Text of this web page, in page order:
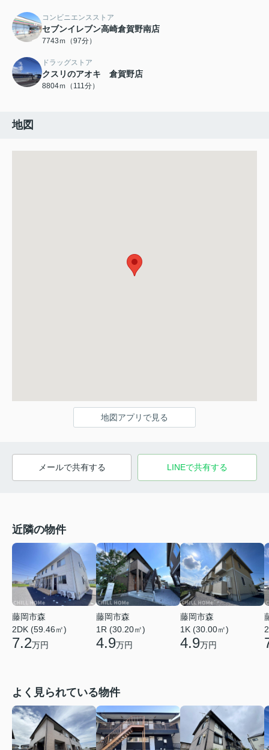
コンビニエンスストア
セブンイレブン高崎倉賀野南店
7743ｍ（97分）
ドラッグストア
クスリのアオキ 倉賀野店
8804ｍ（111分）
地図
地図アプリで見る
メールで共有する LINEで共有する
近隣の物件
藤岡市森
2DK (59.46㎡)
7.2万円
藤岡市森
1R (30.20㎡)
4.9万円
藤岡市森
1K (30.00㎡)
4.9万円
よく見られている物件